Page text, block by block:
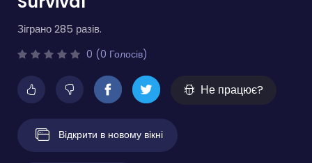
Зіграно 285 разів.
0 (0 Голосів)
Не працює?
Відкрити в новому вікні